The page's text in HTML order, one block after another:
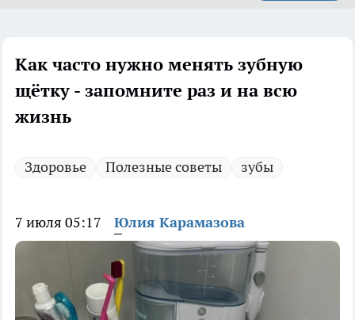
Как часто нужно менять зубную
щётку - запомните раз и на всю
жизнь
Здоровье Полезные советы зубы
7 июля 05:17 Юлия Карамазова